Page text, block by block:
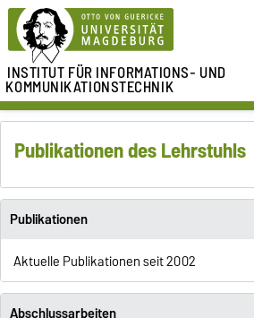
INSTITUT FÜRINFORMATIONS- UND
KOMMUNIKATIONSTECHNIK
Publikationen des Lehrstuhls
Publikationen
Aktuelle Publikationen seit 2002
Abschlussarbeiten